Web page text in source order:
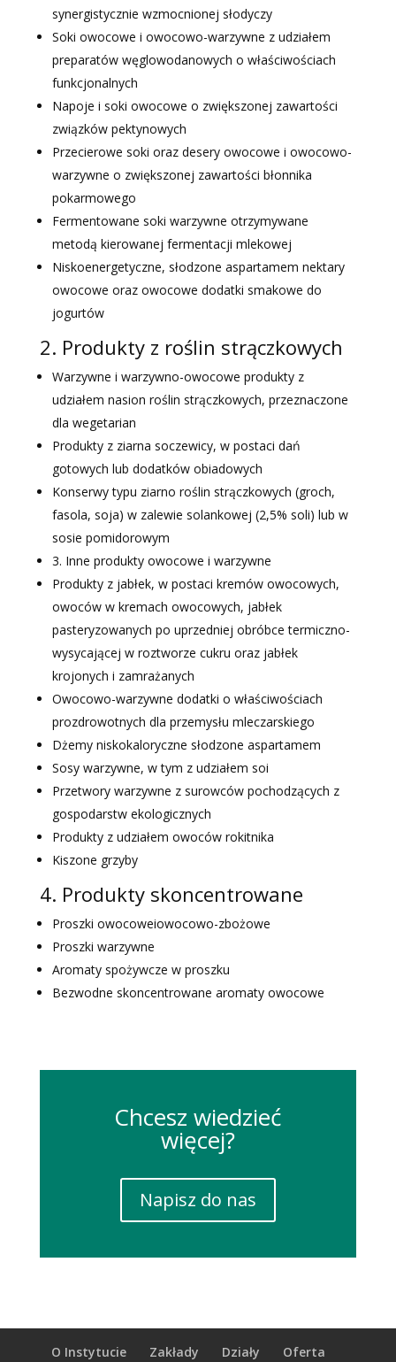
synergistycznie wzmocnionej słodyczy
Soki owocowe i owocowo-warzywne z udziałem
preparatów węglowodanowych o właściwościach
funkcjonalnych
Napoje i soki owocowe o zwiększonej zawartości
związków pektynowych
Przecierowe soki oraz desery owocowe i owocowo-
warzywne o zwiększonej zawartości błonnika
pokarmowego
Fermentowane soki warzywne otrzymywane
metodą kierowanej fermentacji mlekowej
Niskoenergetyczne, słodzone aspartamem nektary
owocowe oraz owocowe dodatki smakowe do
jogurtów
2. Produkty z roślin strączkowych
Warzywne i warzywno-owocowe produkty z
udziałem nasion roślin strączkowych, przeznaczone
dla wegetarian
Produkty z ziarna soczewicy, w postaci dań
gotowych lub dodatków obiadowych
Konserwy typu ziarno roślin strączkowych (groch,
fasola, soja) w zalewie solankowej (2,5% soli) lub w
sosie pomidorowym
3. Inne produkty owocowe i warzywne
Produkty z jabłek, w postaci kremów owocowych,
owoców w kremach owocowych, jabłek
pasteryzowanych po uprzedniej obróbce termiczno-
wysycającej w roztworze cukru oraz jabłek
krojonych i zamrażanych
Owocowo-warzywne dodatki o właściwościach
prozdrowotnych dla przemysłu mleczarskiego
Dżemy niskokaloryczne słodzone aspartamem
Sosy warzywne, w tym z udziałem soi
Przetwory warzywne z surowców pochodzących z
gospodarstw ekologicznych
Produkty z udziałem owoców rokitnika
Kiszone grzyby
4. Produkty skoncentrowane
Proszki owocoweiowocowo-zbożowe
Proszki warzywne
Aromaty spożywcze w proszku
Bezwodne skoncentrowane aromaty owocowe
Chcesz wiedzieć
więcej?
Napisz do nas
O Instytucie Zakłady Działy Oferta